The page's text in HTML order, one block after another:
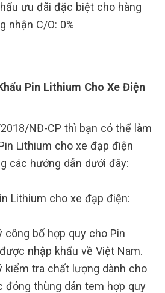
ưu đãi đặc biệt cho hàng
nhận C/O: 0%
Pin Lithium Cho Xe Điện
NĐ-CP thì bạn có thể làm
Lithium cho xe đạp điện
các hướng dẫn dưới đây:
Lithium cho xe đạp điện:
công bố hợp quy cho Pin
nhập khẩu về Việt Nam.
kiểm tra chất lượng dành cho
đóng thùng dán tem hợp quy